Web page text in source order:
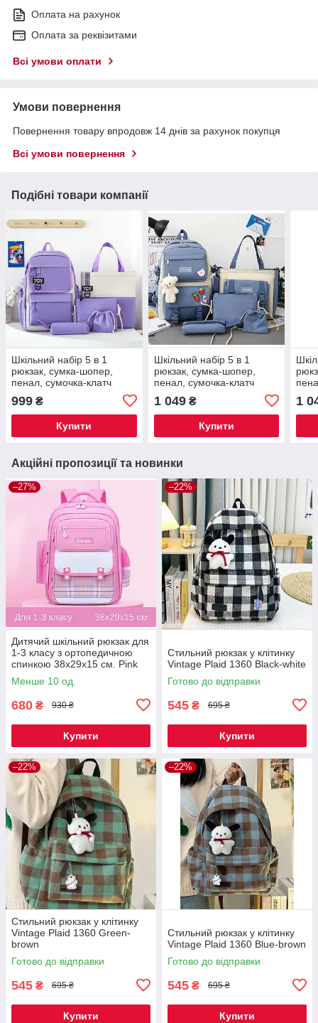
Оплата на рахунок
Оплата за реквізитами
Всі умови оплати
Умови повернення
Повернення товару впродовж 14 днів за рахунок покупця
Всі умови повернення
Подібні товари компанії
Шкільний набір 5 в 1
рюкзак, сумка-шопер,
пенал, сумочка-клатч
мішечок рожевий 1309
999 ₴
Купити
Шкільний набір 5 в 1
рюкзак, сумка-шопер,
пенал, сумочка-клатч
мішок 1255 Blue
1 049₴
Купити
1
Акційні пропозиції та новинки
–27%
Дитячий шкільний рюкзак для
1-3 класу з ортопедичною
спинкою 38х29х15 см. Pink
Менше 10 од.
680 ₴ 930 ₴
Купити
–22%
Стильний рюкзак у клітинку
Vintage Plaid 1360 Black-white
Готово до відправки
545 ₴ 695 ₴
Купити
–22%
Стильний рюкзак у клітинку
Vintage Plaid 1360 Green-
brown
Готово до відправки
545 ₴ 695 ₴
Купити
–22%
Стильний рюкзак у клітинку
Vintage Plaid 1360 Blue-brown
Готово до відправки
545 ₴ 695 ₴
Купити